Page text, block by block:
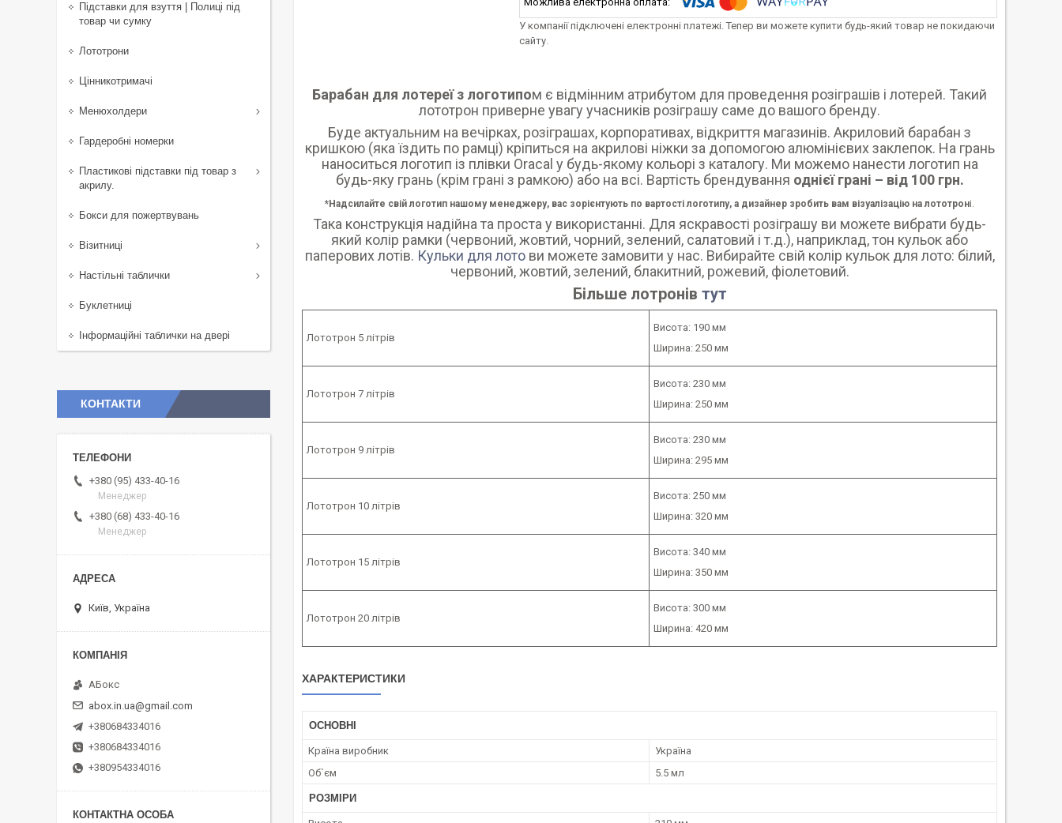
У компанії підключені електронні платежі. Тепер ви можете купити будь-який товар не покидаючи
сайту.
Барабан для лотереї з логотипом є відмінним атрибутом для проведення розіграшів і лотерей. Такий
лототрон приверне увагу учасників розіграшу саме до вашого бренду.
Буде актуальним на вечірках, розіграшах, корпоративах, відкриття магазинів. Акриловий барабан з
кришкою (яка їздить по рамці) кріпиться на акрилові ніжки за допомогою алюмінієвих заклепок. На грань
наноситься логотип із плівки Oracal у будь-якому кольорі з каталогу. Ми можемо нанести логотип на
будь-яку грань (крім грані з рамкою) або на всі. Вартість брендування однієї грані – від 100 грн.
*Надсилайте свій логотип нашому менеджеру, вас зорієнтують по вартості логотипу, а дизайнер зробить вам візуалізацію на лототроні.
Така конструкція надійна та проста у використанні. Для яскравості розіграшу ви можете вибрати будь-
який колір рамки (червоний, жовтий, чорний, зелений, салатовий і т.д.), наприклад, тон кульок або
паперових лотів. Кульки для лотови можете замовити у нас. Вибирайте свій колір кульок для лото: білий,
червоний, жовтий, зелений, блакитний, рожевий, фіолетовий.
Більше лотронів тут
Лототрон 5 літрів
Висота: 190 мм
Ширина: 250 мм
Лототрон 7 літрів
Висота: 230 мм
Ширина: 250 мм
Лототрон 9 літрів
Висота: 230 мм
Ширина: 295 мм
Лототрон 10 літрів
Висота: 250 мм
Ширина: 320 мм
Лототрон 15 літрів
Висота: 340 мм
Ширина: 350 мм
Лототрон 20 літрів
Висота: 300 мм
Ширина: 420 мм
ХАРАКТЕРИСТИКИ
ОСНОВНІ
Країна виробник
Україна
Об`єм
5.5 мл
РОЗМІРИ
Підставки для взуття | Полиці під
товар чи сумку
Лототрони
Цінникотримачі
Менюхолдери
Гардеробні номерки
Пластикові підставки під товар з
акрилу.
Бокси для пожертвувань
Візитниці
Настільні таблички
Буклетниці
Інформаційні таблички на двері
КОНТАКТИ
+380 (95) 433-40-16
Менеджер
+380 (68) 433-40-16
Менеджер
Київ, Україна
АБокс
abox.in.ua@gmail.com
+380684334016
+380684334016
+380954334016